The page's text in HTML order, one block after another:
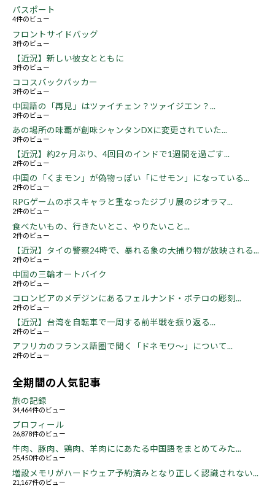
パスポート
4件のビュー
フロントサイドバッグ
3件のビュー
【近況】新しい彼女とともに
3件のビュー
ココスバックパッカー
3件のビュー
中国語の「再見」はツァイチェン？ツァイジエン？...
3件のビュー
あの場所の味覇が創味シャンタンDXに変更されていた...
3件のビュー
【近況】約2ヶ月ぶり、4回目のインドで1週間を過ごす...
2件のビュー
中国の「くまモン」が偽物っぽい「にせモン」になっている...
2件のビュー
RPGゲームのボスキャラと重なったジブリ展のジオラマ...
2件のビュー
食べたいもの、行きたいとこ、やりたいこと...
2件のビュー
【近況】タイの警察24時で、暴れる象の大捕り物が放映される...
2件のビュー
中国の三輪オートバイク
2件のビュー
コロンビアのメデジンにあるフェルナンド・ボテロの彫刻...
2件のビュー
【近況】台湾を自転車で一周する前半戦を振り返る...
2件のビュー
アフリカのフランス語圏で聞く「ドネモワ～」について...
2件のビュー
全期間の人気記事
旅の記録
34,464件のビュー
プロフィール
26,878件のビュー
牛肉、豚肉、鶏肉、羊肉ににあたる中国語をまとめてみた...
25,450件のビュー
増設メモリがハードウェア予約済みとなり正しく認識されない...
21,167件のビュー